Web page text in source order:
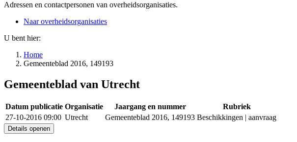
Adressen en contactpersonen van overheidsorganisaties.
Naar overheidsorganisaties
U bent hier:
Home
Gemeenteblad 2016, 149193
Gemeenteblad van Utrecht
Datum publicatie Organisatie Jaargang en nummer
Rubriek
27-10-2016 09:00 Utrecht Gemeenteblad 2016, 149193 Beschikkingen | aanvraag
Details openen